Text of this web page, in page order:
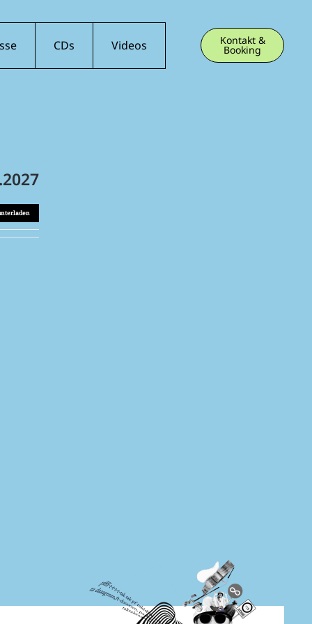
CDs Videos Kontakt &
Booking